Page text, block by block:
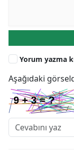
Yorum yazma
Aşağıdaki